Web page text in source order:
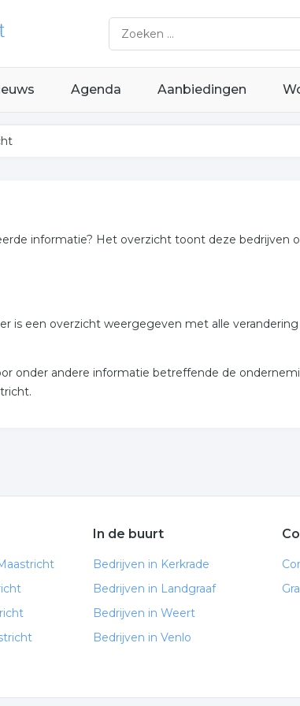
Agenda Aanbiedingen
informatie? Het overzicht toont deze bedrijven
is een overzicht weergegeven met alle verandering
onder andere informatie betreffende de
In de buurt
Bedrijven in Kerkrade
Bedrijven in Landgraaf
Bedrijven in Weert
Bedrijven in Venlo